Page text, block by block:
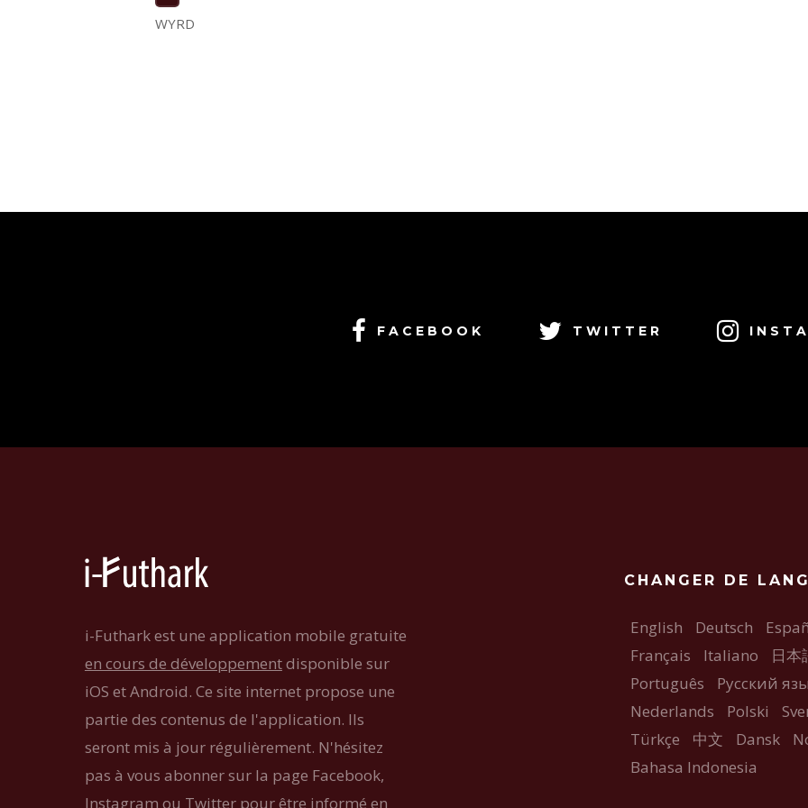
WYRD
FACEBOOK TWITTER
i-Futhark est une application mobile gratuite
en cours de développementdisponible sur
iOS et Android. Ce site internet propose une
partie des contenus de l'application. Ils
seront mis à jour régulièrement. N'hésitez
pas à vous abonner sur la page Facebook,
Instagram ou Twitter pour être informé en
CHANGER DE
English Deutsch
Français
Italiano 日本
Português
Русский
Nederlands
Polski
Türkçe
中文 Dansk
Bahasa Indonesia